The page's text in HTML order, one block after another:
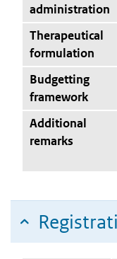
administration
Therapeutical
formulation
Budgetting
framework
Additional
remarks